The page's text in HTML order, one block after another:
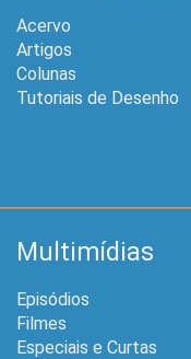
Acervo
Artigos
Colunas
Tutoriais de Desenho
Multimídias
Episódios
Filmes
Especiais e Curtas